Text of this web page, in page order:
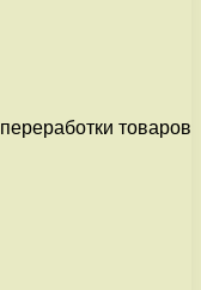
товаров